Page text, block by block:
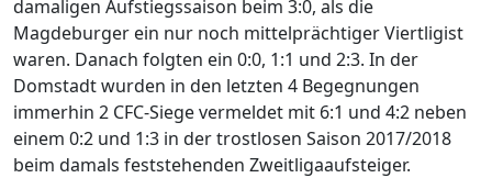
damaligen Aufstiegssaison beim 3:0, als die
Magdeburger ein nur noch mittelprächtiger Viertligist
waren. Danach folgten ein 0:0, 1:1 und 2:3. In der
Domstadt wurden in den letzten 4 Begegnungen
immerhin 2 CFC-Siege vermeldet mit 6:1 und 4:2 neben
einem 0:2 und 1:3 in der trostlosen Saison 2017/2018
beim damals feststehenden Zweitligaaufsteiger.